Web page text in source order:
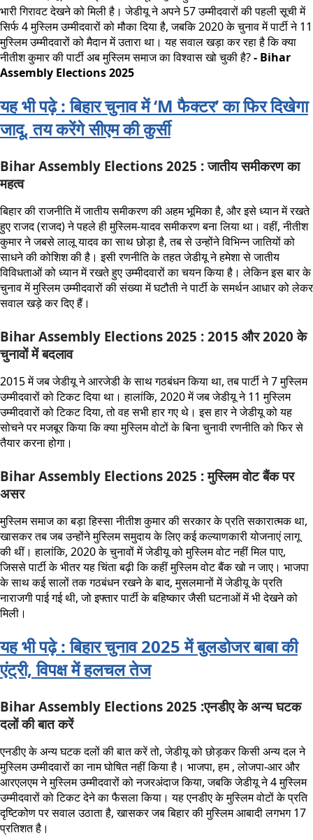
भारी गिरावट देखने को मिली है। जेडीयू ने अपने 57 उम्मीदवारों की पहली सूची में
सिर्फ 4 मुस्लिम उम्मीदवारों को मौका दिया है, जबकि 2020 के चुनाव में पार्टी ने 11
मुस्लिम उम्मीदवारों को मैदान में उतारा था। यह सवाल खड़ा कर रहा है कि क्या
नीतीश कुमार की पार्टी अब मुस्लिम समाज का विश्वास खो चुकी है?- Bihar
Assembly Elections 2025
यह भी पढ़े : बिहार चुनाव में ‘M फैक्टर’ का फिर दिखेगा
जादू, तय करेंगे सीएम की कुर्सी
Bihar Assembly Elections 2025 : जातीय समीकरण का
महत्व
बिहार की राजनीति में जातीय समीकरण की अहम भूमिका है, और इसे ध्यान में रखते
हुए राजद (राजद) ने पहले ही मुस्लिम-यादव समीकरण बना लिया था। वहीं, नीतीश
कुमार ने जबसे लालू यादव का साथ छोड़ा है, तब से उन्होंने विभिन्न जातियों को
साधने की कोशिश की है। इसी रणनीति के तहत जेडीयू ने हमेशा से जातीय
विविधताओं को ध्यान में रखते हुए उम्मीदवारों का चयन किया है। लेकिन इस बार के
चुनाव में मुस्लिम उम्मीदवारों की संख्या में घटौती ने पार्टी के समर्थन आधार को लेकर
सवाल खड़े कर दिए हैं।
Bihar Assembly Elections 2025 : 2015 और 2020 के
चुनावों में बदलाव
2015 में जब जेडीयू ने आरजेडी के साथ गठबंधन किया था, तब पार्टी ने 7 मुस्लिम
उम्मीदवारों को टिकट दिया था। हालांकि, 2020 में जब जेडीयू ने 11 मुस्लिम
उम्मीदवारों को टिकट दिया, तो वह सभी हार गए थे। इस हार ने जेडीयू को यह
सोचने पर मजबूर किया कि क्या मुस्लिम वोटों के बिना चुनावी रणनीति को फिर से
तैयार करना होगा।
Bihar Assembly Elections 2025 : मुस्लिम वोट बैंक पर
असर
मुस्लिम समाज का बड़ा हिस्सा नीतीश कुमार की सरकार के प्रति सकारात्मक था,
खासकर तब जब उन्होंने मुस्लिम समुदाय के लिए कई कल्याणकारी योजनाएं लागू
की थीं। हालांकि, 2020 के चुनावों में जेडीयू को मुस्लिम वोट नहीं मिल पाए,
जिससे पार्टी के भीतर यह चिंता बढ़ी कि कहीं मुस्लिम वोट बैंक खो न जाए। भाजपा
के साथ कई सालों तक गठबंधन रखने के बाद, मुसलमानों में जेडीयू के प्रति
नाराजगी पाई गई थी, जो इफ्तार पार्टी के बहिष्कार जैसी घटनाओं में भी देखने को
मिली।
यह भी पढ़े : बिहार चुनाव 2025 में बुलडोजर बाबा की
एंट्री, विपक्ष में हलचल तेज
Bihar Assembly Elections 2025 :एनडीए के अन्य घटक
दलों की बात करें
एनडीए के अन्य घटक दलों की बात करें तो, जेडीयू को छोड़कर किसी अन्य दल ने
मुस्लिम उम्मीदवारों का नाम घोषित नहीं किया है। भाजपा, हम , लोजपा-आर और
आरएलएम ने मुस्लिम उम्मीदवारों को नजरअंदाज किया, जबकि जेडीयू ने 4 मुस्लिम
उम्मीदवारों को टिकट देने का फैसला किया। यह एनडीए के मुस्लिम वोटों के प्रति
दृष्टिकोण पर सवाल उठाता है, खासकर जब बिहार की मुस्लिम आबादी लगभग 17
प्रतिशत है।